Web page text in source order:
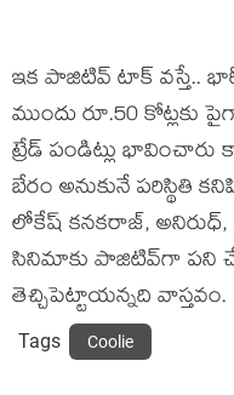
ఇక పాజిటివ్ టాక్ వస్తే..
ముందు రూ.50 కోట్లకు
ట్రేడ్ పండిట్లు భావించారు
బేరం అనుకునే పరిస్థితి
లోకేష్ కనకరాజ్, అనిరుధ్,
సినిమాకు పాజిటివ్‌గా పని
తెచ్చిపెట్టాయన్నది వాస్తవం.
Tags Coolie